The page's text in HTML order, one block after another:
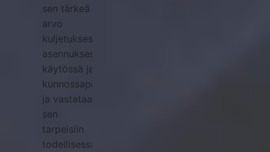
sen tärkeä
arvo
kuljetuksessa,
asennuksessa,
käytössä ja
kunnossapidossa
ja vastataan
sen
tarpeisiin
todellisessa